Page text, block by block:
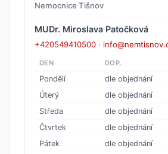
Nemocnice Tišnov
MUDr. Miroslava Patočková
+420549410500 ·
DEN DOP.
Pondělí
dle objednání
Úterý
dle objednání
Středa
dle objednání
Čtvrtek
dle objednání
Pátek
dle objednání